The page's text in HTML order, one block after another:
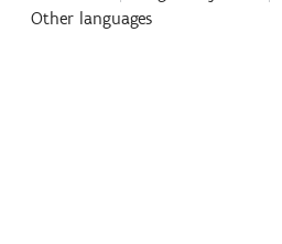
Other languages